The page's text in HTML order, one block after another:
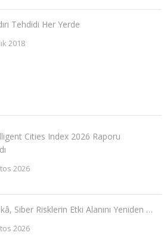
Tehdidi Her Yerde
2018
Cities Index 2026 Raporu
2026
Siber Risklerin Etki Alanını Yeniden …
2026